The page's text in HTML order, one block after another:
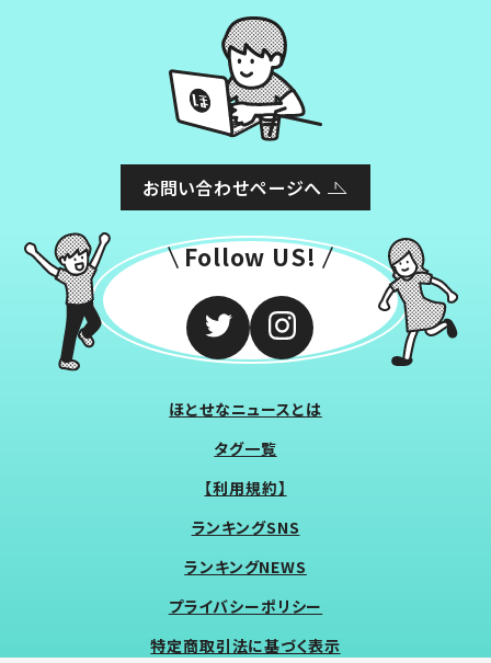
お問い合わせページへ
Follow US!
ほとせなニュースとは
タグ一覧
【利用規約】
ランキングSNS
ランキングNEWS
プライバシーポリシー
特定商取引法に基づく表示